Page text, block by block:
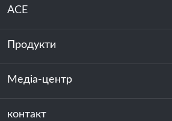
ACE
Про нас
Стійкість
Продукти
Зберігання енергії
Центр обробки даних та серверна
Медіа-центр
Новини
контакт